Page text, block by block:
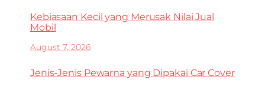
Kebiasaan Kecil yang Merusak Nilai Jual
Mobil
August 7, 2026
Jenis-Jenis Pewarna yang Dipakai Car Cover